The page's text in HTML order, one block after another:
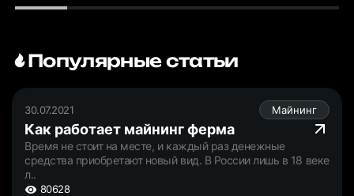
Популярные статьи
30.07.2021 Майнинг
Как работает майнинг ферма
Время не стоит на месте, и каждый раз денежные
средства приобретают новый вид. В России лишь в 18 веке
л..
80628